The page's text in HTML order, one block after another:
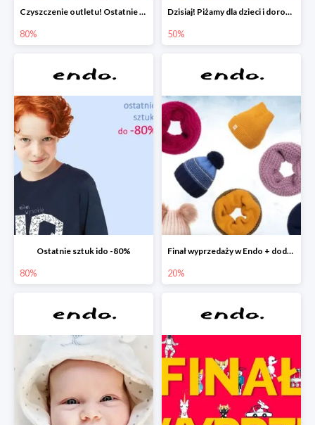
Czyszczenie outletu! Ostatnie sztuki do -80%
80%
Dzisiaj! Piżamy dla dzieci i dorosłych -50%
50%
Ostatnie sztuk ido -80%
80%
Finał wyprzedaży w Endo + dodatkowe 2% rabatu
20%